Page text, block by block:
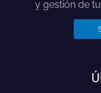
y gestión de